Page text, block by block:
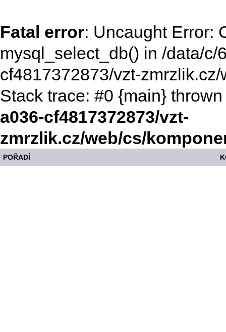
Fatal error: Uncaught Error:
mysql_select_db() in /data/
cf4817372873/vzt-
Stack trace: #0 {main}
a036-cf4817372873/vzt-
zmrzlik.cz/web/cs/
POŘADÍ